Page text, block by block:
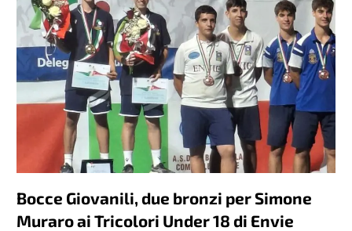
Bocce Giovanili, due bronzi per Simone
Muraro ai Tricolori Under 18 di Envie